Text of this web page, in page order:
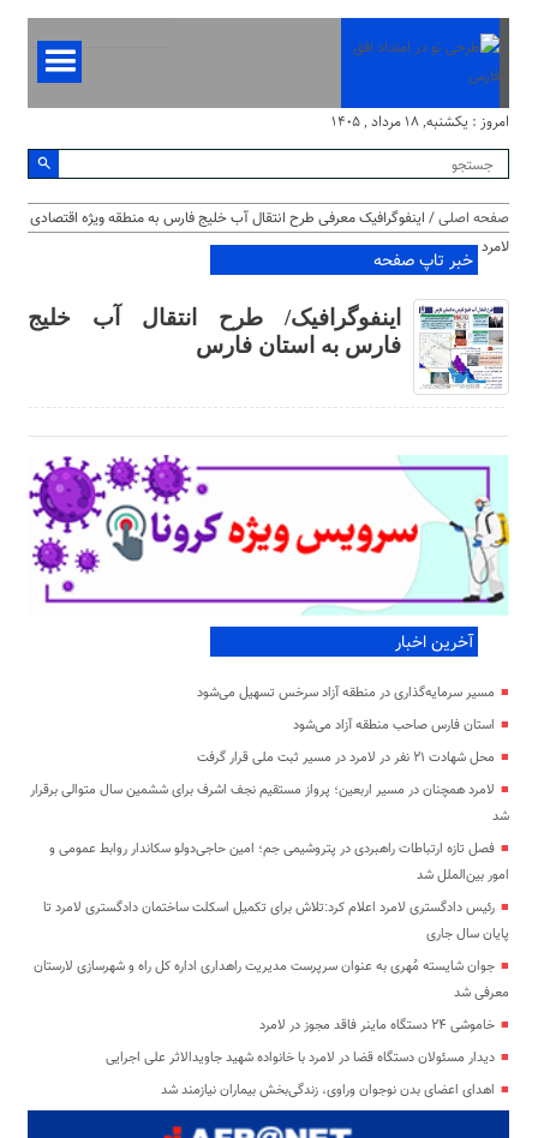
امروز : یکشنبه, ۱۸ مرداد , ۱۴۰۵
صفحه اصلی/ اینفوگرافیک معرفی طرح انتقال آب خلیج فارس به منطقه ویژه اقتصادی
لامرد
خبر تاپ صفحه
اینفوگرافیک/ طرح انتقال آب خلیج
فارس به استان فارس
آخرین اخبار
مسیر سرمایه‌گذاری در منطقه آزاد سرخس تسهیل می‌شود
استان فارس صاحب منطقه آزاد می‌شود
محل شهادت ۲۱ نفر در لامرد در مسیر ثبت ملی قرار گرفت
لامرد همچنان در مسیر اربعین؛ پرواز مستقیم نجف اشرف برای ششمین سال متوالی برقرار
شد
فصل تازه ارتباطات راهبردی در پتروشیمی جم؛ امین حاجی‌دولو سکاندار روابط عمومی و
امور بین‌الملل شد
رئیس دادگستری لامرد اعلام کرد:تلاش برای تکمیل اسکلت ساختمان دادگستری لامرد تا
پایان سال جاری
جوان شایسته مُهری به عنوان سرپرست مدیریت راهداری اداره کل راه و شهرسازی لارستان
معرفی شد
خاموشی ۲۴ دستگاه ماینر فاقد مجوز در لامرد
دیدار مسئولان دستگاه قضا در لامرد با خانواده شهید جاویدالاثر علی اجرایی
اهدای اعضای بدن نوجوان وراوی، زندگی‌بخش بیماران نیازمند شد